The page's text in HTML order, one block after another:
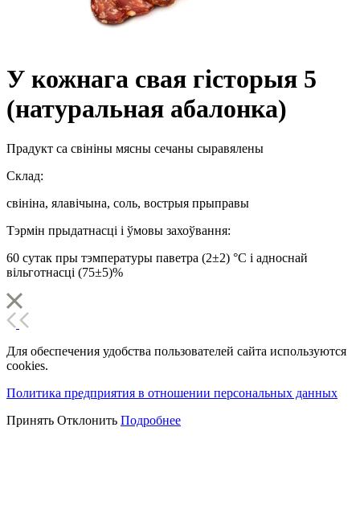
У кожнага свая гісторыя 5
(натуральная абалонка)
Прадукт са свініны мясны сечаны сыравялены
Склад:
свініна, ялавічына, соль, вострыя прыправы
Тэрмін прыдатнасці і ўмовы захоўвання:
60 сутак пры тэмпературы паветра (2±2) °С і адноснай
вільготнасці (75±5)%
Для обеспечения удобства пользователей сайта используются
cookies.
Политика предприятия в отношении персональных данных
Принять Отклонить Подробнее